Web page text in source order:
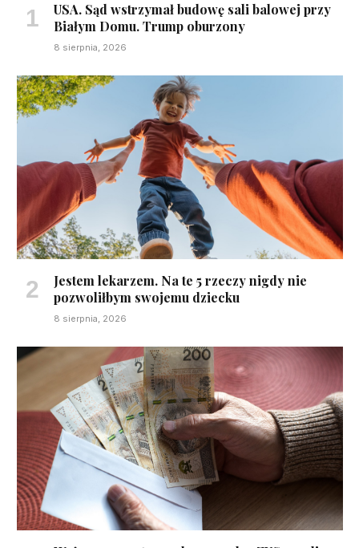
USA. Sąd wstrzymał budowę sali balowej przy
Białym Domu. Trump oburzony
8 sierpnia, 2026
Jestem lekarzem. Na te 5 rzeczy nigdy nie
pozwoliłbym swojemu dziecku
8 sierpnia, 2026